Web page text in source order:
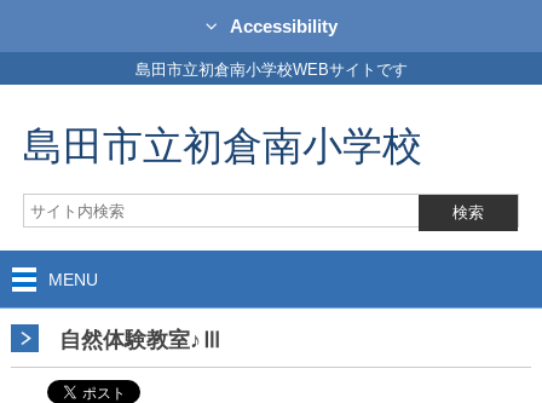
Accessibility
島田市立初倉南小学校WEBサイトです
島田市立初倉南小学校
MENU
自然体験教室♪Ⅲ